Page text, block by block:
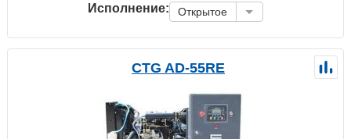
Исполнение: Открытое
CTG AD-55RE